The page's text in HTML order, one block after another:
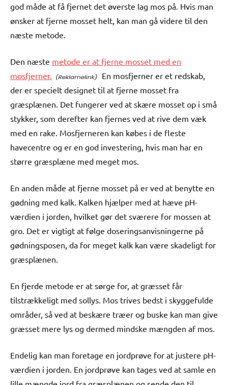
god måde at få fjernet det øverste lag mos på. Hvis man
ønsker at fjerne mosset helt, kan man gå videre til den
næste metode.
Den næste metode er at fjerne mosset med en
mosfjerner.
En mosfjerner er et redskab,
der er specielt designet til at fjerne mosset fra
græsplænen. Det fungerer ved at skære mosset op i små
stykker, som derefter kan fjernes ved at rive dem væk
med en rake. Mosfjerneren kan købes i de fleste
havecentre og er en god investering, hvis man har en
større græsplæne med meget mos.
En anden måde at fjerne mosset på er ved at benytte en
gødning med kalk. Kalken hjælper med at hæve pH-
værdien i jorden, hvilket gør det sværere for mossen at
gro. Det er vigtigt at følge doseringsanvisningerne på
gødningsposen, da for meget kalk kan være skadeligt for
græsplænen.
En fjerde metode er at sørge for, at græsset får
tilstrækkeligt med sollys. Mos trives bedst i skyggefulde
områder, så ved at beskære træer og buske kan man give
græsset mere lys og dermed mindske mængden af mos.
Endelig kan man foretage en jordprøve for at justere pH-
værdien i jorden. En jordprøve kan tages ved at samle en